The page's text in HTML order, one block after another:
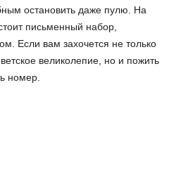
остановить даже пулю. На
письменный набор,
Если вам захочется не только
великолепие, но и пожить
номер.